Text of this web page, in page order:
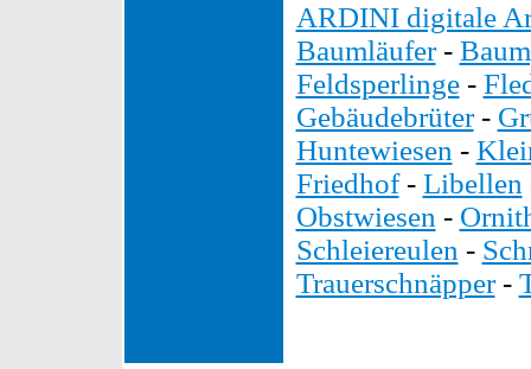
ARDINI digitale
Baumläufer-
Feldsperlinge-
Gebäudebrüter-
Huntewiesen -
Friedhof- Libellen
Obstwiesen -
Schleiereulen -
Trauerschnäpper-